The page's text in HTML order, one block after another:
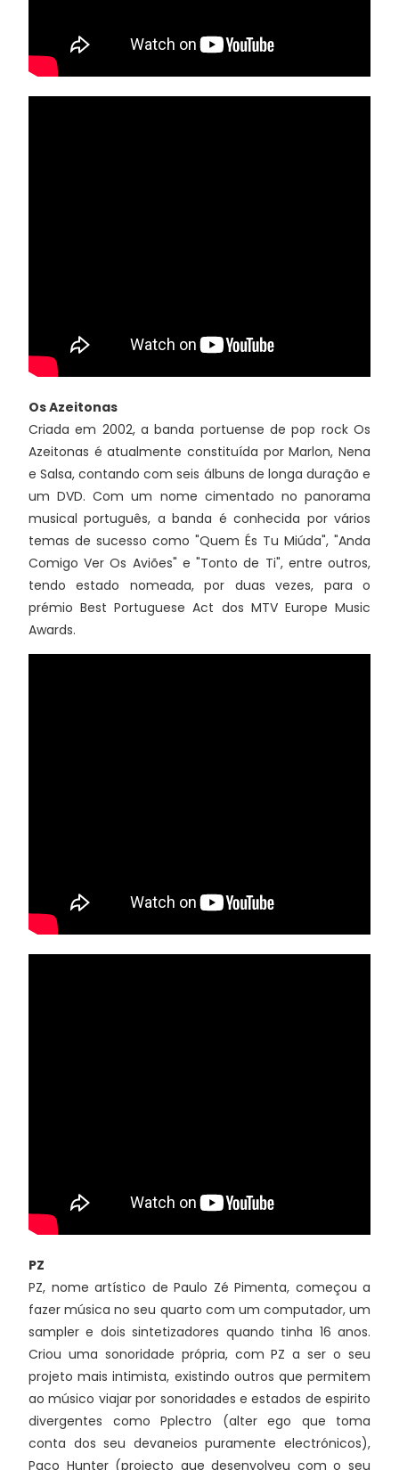
Os Azeitonas
Criada em 2002, a banda portuense de pop rock Os
Azeitonas é atualmente constituída por Marlon, Nena
e Salsa, contando com seis álbuns de longa duração e
um DVD. Com um nome cimentado no panorama
musical português, a banda é conhecida por vários
temas de sucesso como "Quem És Tu Miúda", "Anda
Comigo Ver Os Aviões" e "Tonto de Ti", entre outros,
tendo estado nomeada, por duas vezes, para o
prémio Best Portuguese Act dos MTV Europe Music
Awards.
PZ
PZ, nome artístico de Paulo Zé Pimenta, começou a
fazer música no seu quarto com um computador, um
sampler e dois sintetizadores quando tinha 16 anos.
Criou uma sonoridade própria, com PZ a ser o seu
projeto mais intimista, existindo outros que permitem
ao músico viajar por sonoridades e estados de espirito
divergentes como Pplectro (alter ego que toma
conta dos seu devaneios puramente electrónicos),
Paco Hunter (projecto que desenvolveu com o seu